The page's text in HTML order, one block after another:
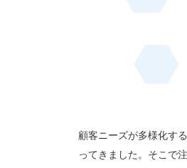
顧客ニーズが多様化す
ってきました。そこで